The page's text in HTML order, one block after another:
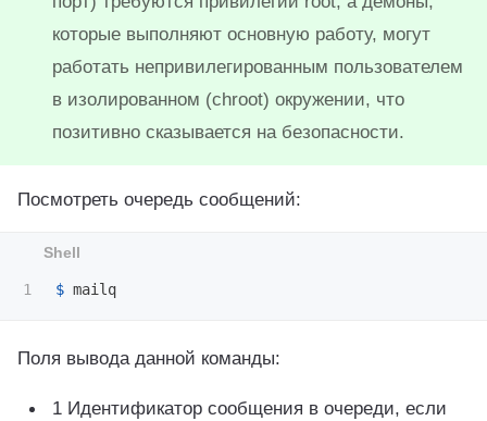
которые выполняют основную работу, могут
работать непривилегированным пользователем
в изолированном (chroot) окружении, что
позитивно сказывается на безопасности.
Посмотреть очередь сообщений:
$
Поля вывода данной команды:
1 Идентификатор сообщения в очереди, если